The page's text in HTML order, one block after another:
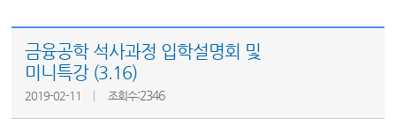
금융공학 석사과정 입학설명회 및
미니특강 (3.16)
2019-02-11 조회수:2346